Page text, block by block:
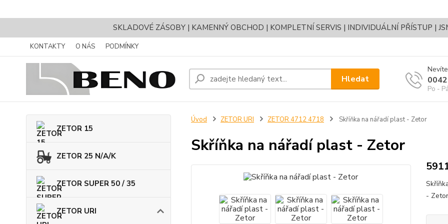
SKLADOVÉ ZÁSOBY | KAMENNÝ OBCHOD | KOMPLETNÍ SERVIS | INDIVIDUÁLNÍ PŘÍSTUP |
KONTAKTY O NÁS PODMÍNKY
Hledat
Po -
ZETOR 15
ZETOR 25 N/A/K
ZETOR SUPER 50 / 35
ZETOR URI
Úvod ZETOR URI ZETOR 4712 4718 Skříňka na nářadí plast - Zetor
Skříňka na nářadí plast - Zetor
-